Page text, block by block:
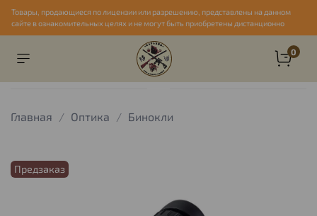
Товары, продающиеся по лицензии или разрешению, представлены на данном
сайте в ознакомительных целях и не могут быть приобретены дистанционно
0
Главная Оптика Бинокли
Предзаказ